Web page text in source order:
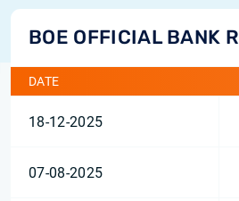
BOE OFFICIAL BANK
DATE
18-12-2025
07-08-2025